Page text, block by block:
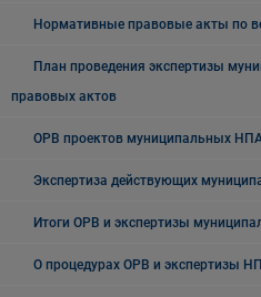
Нормативные правовые акты по
План проведения экспертизы
правовых актов
ОРВ проектов муниципальных
Экспертиза действующих
Итоги ОРВ и экспертизы
О процедурах ОРВ и экспертизы